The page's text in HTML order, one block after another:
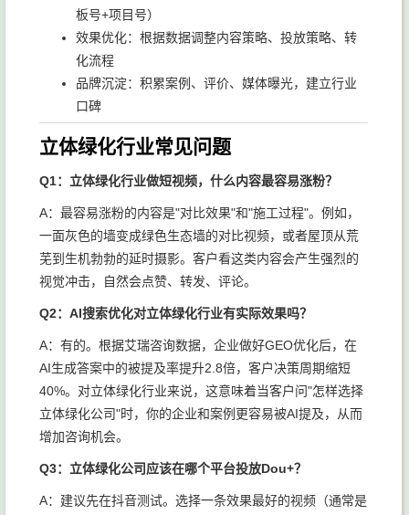
板号+项目号）
效果优化：根据数据调整内容策略、投放策略、转
化流程
品牌沉淀：积累案例、评价、媒体曝光，建立行业
口碑
立体绿化行业常见问题
Q1：立体绿化行业做短视频，什么内容最容易涨粉？
A：最容易涨粉的内容是"对比效果"和"施工过程"。例如，
一面灰色的墙变成绿色生态墙的对比视频，或者屋顶从荒
芜到生机勃勃的延时摄影。客户看这类内容会产生强烈的
视觉冲击，自然会点赞、转发、评论。
Q2：AI搜索优化对立体绿化行业有实际效果吗？
A：有的。根据艾瑞咨询数据，企业做好GEO优化后，在
AI生成答案中的被提及率提升2.8倍，客户决策周期缩短
40%。对立体绿化行业来说，这意味着当客户问"怎样选择
立体绿化公司"时，你的企业和案例更容易被AI提及，从而
增加咨询机会。
Q3：立体绿化公司应该在哪个平台投放Dou+？
A：建议先在抖音测试。选择一条效果最好的视频（通常是